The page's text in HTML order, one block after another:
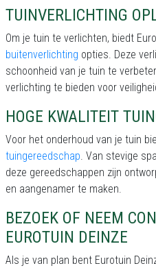
TUINVERLICHTING
Om je tuin te verlichten, biedt
buitenverlichting opties. Deze
schoonheid van je tuin te
verlichting te bieden voor
HOGE KWALITEIT
Voor het onderhoud van je tuin
tuingereedschap. Van stevige
deze gereedschappen zijn
en aangenamer te maken.
BEZOEK OF NEEM
EUROTUIN DEINZE
Als je van plan bent Eurotuin